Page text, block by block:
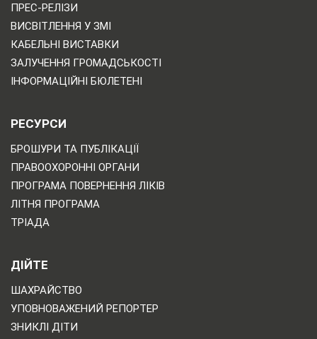
ПРЕС-РЕЛІЗИ
ВИСВІТЛЕННЯ У ЗМІ
КАБЕЛЬНІ ВИСТАВКИ
ЗАЛУЧЕННЯ ГРОМАДСЬКОСТІ
ІНФОРМАЦІЙНІ БЮЛЕТЕНІ
РЕСУРСИ
БРОШУРИ ТА ПУБЛІКАЦІЇ
ПРАВООХОРОННІ ОРГАНИ
ПРОГРАМА ПОВЕРНЕННЯ ЛІКІВ
ЛІТНЯ ПРОГРАМА
ТРІАДА
ДІЙТЕ
ШАХРАЙСТВО
УПОВНОВАЖЕНИЙ РЕПОРТЕР
ЗНИКЛІ ДІТИ